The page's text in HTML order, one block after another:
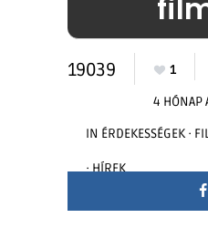
19039 1
4 HÓNAP
IN ÉRDEKESSÉGEK ·
·HÍREK